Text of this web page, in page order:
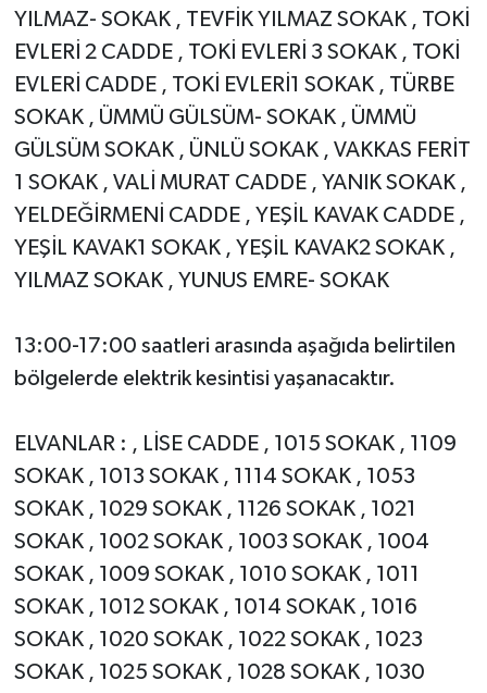
YILMAZ- SOKAK , TEVFİK YILMAZ SOKAK , TOKİ
EVLERİ 2 CADDE , TOKİ EVLERİ 3 SOKAK , TOKİ
EVLERİ CADDE , TOKİ EVLERİ1 SOKAK , TÜRBE
SOKAK , ÜMMÜ GÜLSÜM- SOKAK , ÜMMÜ
GÜLSÜM SOKAK , ÜNLÜ SOKAK , VAKKAS FERİT
1 SOKAK , VALİ MURAT CADDE , YANIK SOKAK ,
YELDEĞİRMENİ CADDE , YEŞİL KAVAK CADDE ,
YEŞİL KAVAK1 SOKAK , YEŞİL KAVAK2 SOKAK ,
YILMAZ SOKAK , YUNUS EMRE- SOKAK
13:00-17:00 saatleri arasında aşağıda belirtilen
bölgelerde elektrik kesintisi yaşanacaktır.
ELVANLAR : , LİSE CADDE , 1015 SOKAK , 1109
SOKAK , 1013 SOKAK , 1114 SOKAK , 1053
SOKAK , 1029 SOKAK , 1126 SOKAK , 1021
SOKAK , 1002 SOKAK , 1003 SOKAK , 1004
SOKAK , 1009 SOKAK , 1010 SOKAK , 1011
SOKAK , 1012 SOKAK , 1014 SOKAK , 1016
SOKAK , 1020 SOKAK , 1022 SOKAK , 1023
SOKAK , 1025 SOKAK , 1028 SOKAK , 1030